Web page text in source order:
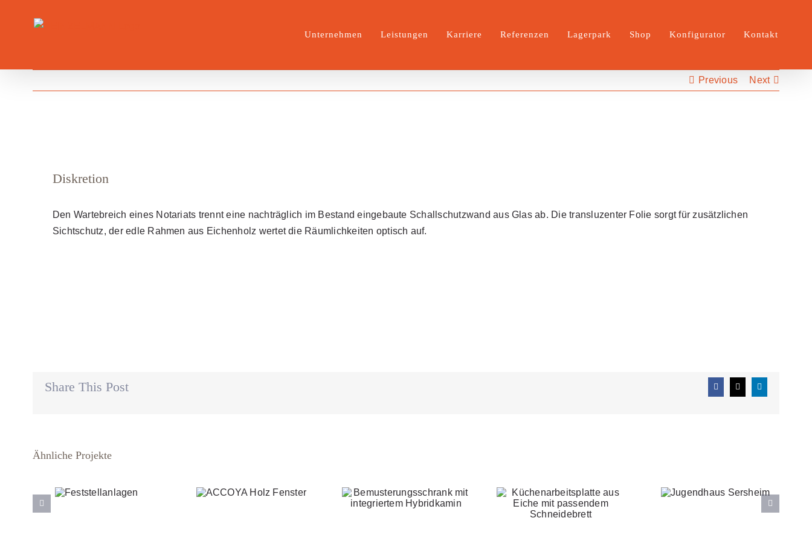
Unternehmen Leistungen Karriere Referenzen Lagerpark Shop Konfigurator Kontakt
Previous Next
Diskretion
Den Wartebreich eines Notariats trennt eine nachträglich im Bestand eingebaute Schallschutzwand aus Glas ab. Die transluzenter Folie sorgt für zusätzlichen
Sichtschutz, der edle Rahmen aus Eichenholz wertet die Räumlichkeiten optisch auf.
Share This Post Facebook
X LinkedIn
Ähnliche Projekte